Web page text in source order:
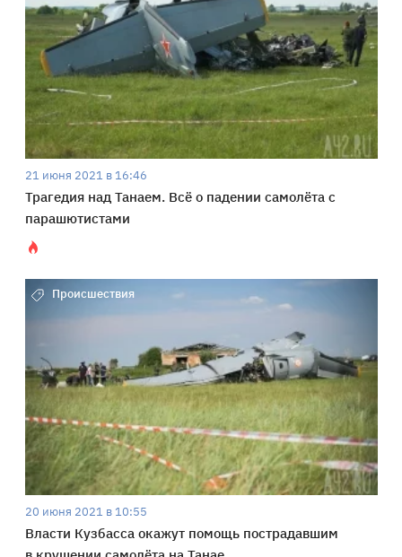
21 июня 2021 в 16:46
Трагедия над Танаем. Всё о падении самолёта с
парашютистами
Происшествия
20 июня 2021 в 10:55
Власти Кузбасса окажут помощь пострадавшим